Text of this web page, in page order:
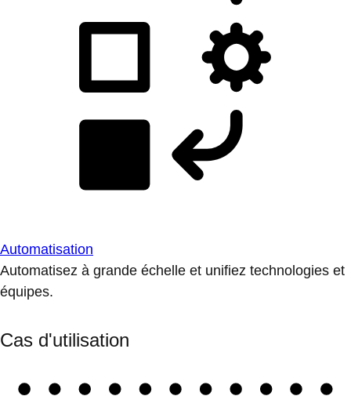
Automatisation
Automatisez à grande échelle et unifiez technologies et
équipes.
Cas d'utilisation